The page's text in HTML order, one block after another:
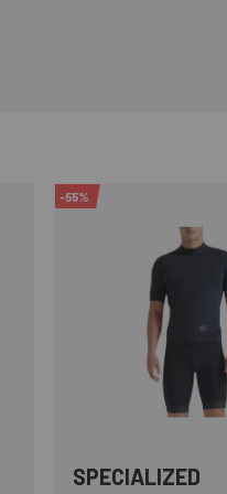
Negre
-55%
SPECIALIZED